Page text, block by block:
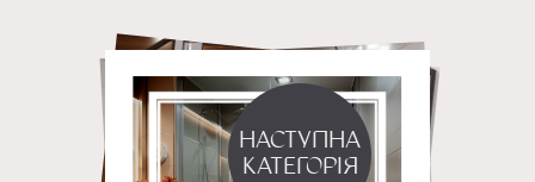
Наступна
категорія